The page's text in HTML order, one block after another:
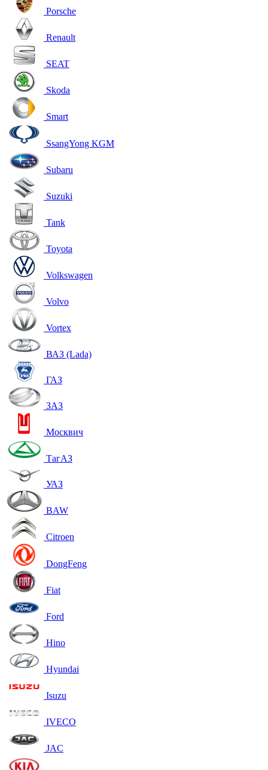
Porsche
Renault
SEAT
Skoda
Smart
SsangYong KGM
Subaru
Suzuki
Tank
Toyota
Volkswagen
Volvo
Vortex
ВАЗ (Lada)
ГАЗ
ЗАЗ
Москвич
ТагАЗ
УАЗ
BAW
Citroen
DongFeng
Fiat
Ford
Hino
Hyundai
Isuzu
IVECO
JAC